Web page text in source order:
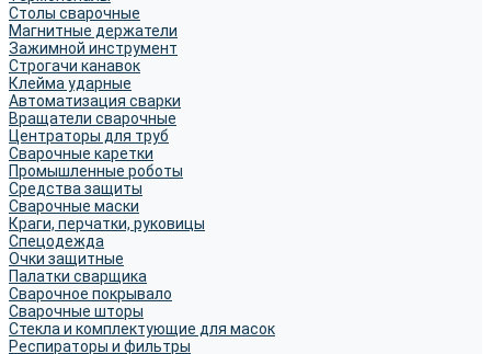
Столы сварочные
Магнитные держатели
Зажимной инструмент
Строгачи канавок
Клейма ударные
Автоматизация сварки
Вращатели сварочные
Центраторы для труб
Сварочные каретки
Промышленные роботы
Средства защиты
Сварочные маски
Краги, перчатки, руковицы
Спецодежда
Очки защитные
Палатки сварщика
Сварочное покрывало
Сварочные шторы
Стекла и комплектующие для масок
Респираторы и фильтры